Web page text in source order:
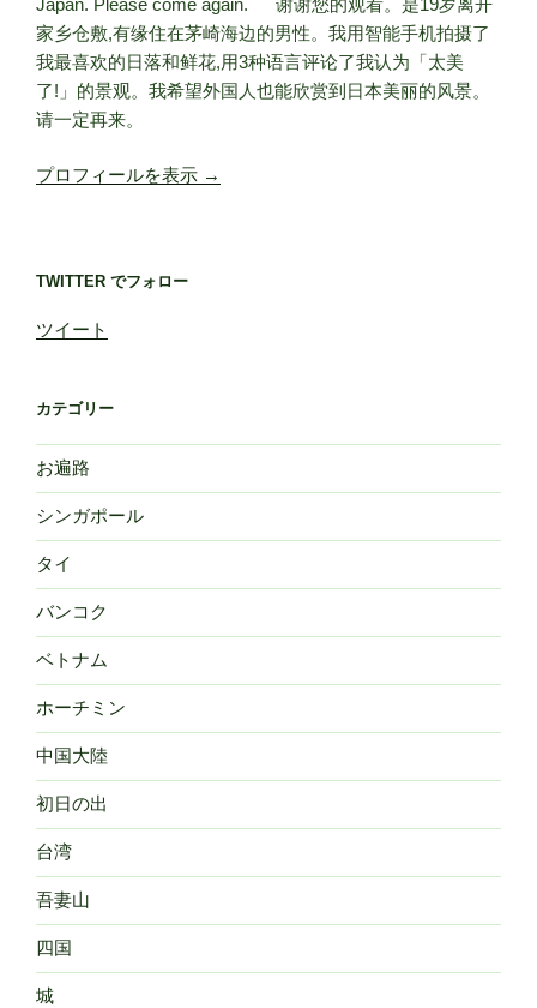
家乡仓敷,有缘住在茅崎海边的男性。我用智能手机拍摄了
我最喜欢的日落和鲜花,用3种语言评论了我认为「太美
了!」的景观。我希望外国人也能欣赏到日本美丽的风景。
请一定再来。
プロフィールを表示 →
TWITTER でフォロー
ツイート
カテゴリー
お遍路
シンガポール
タイ
バンコク
ベトナム
ホーチミン
中国大陸
初日の出
台湾
吾妻山
四国
城